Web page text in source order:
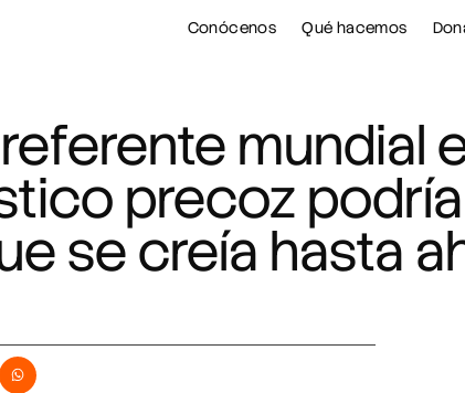
Conócenos Qué hacemos
mundial
precoz
se creía hasta